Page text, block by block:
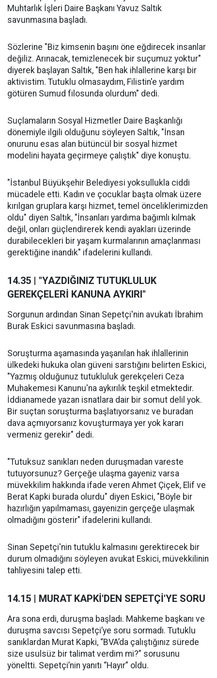
Muhtarlık İşleri Daire Başkanı Yavuz Saltık
savunmasına başladı.
Sözlerine "Biz kimsenin başını öne eğdirecek insanlar
değiliz. Arınacak, temizlenecek bir suçumuz yoktur"
diyerek başlayan Saltık, "Ben hak ihlallerine karşı bir
aktivistim. Tutuklu olmasaydım, Filistin'e yardım
götüren Sumud filosunda olurdum" dedi.
Suçlamaların Sosyal Hizmetler Daire Başkanlığı
dönemiyle ilgili olduğunu söyleyen Saltık, "İnsan
onurunu esas alan bütüncül bir sosyal hizmet
modelini hayata geçirmeye çalıştık" diye konuştu.
"İstanbul Büyükşehir Belediyesi yoksullukla ciddi
mücadele etti. Kadın ve çocuklar başta olmak üzere
kırılgan gruplara karşı hizmet, temel önceliklerimizden
oldu" diyen Saltık, "İnsanları yardıma bağımlı kılmak
değil, onları güçlendirerek kendi ayakları üzerinde
durabilecekleri bir yaşam kurmalarının amaçlanması
gerektiğine inandık" ifadelerini kullandı.
14.35 | "YAZDIĞINIZ TUTUKLULUK
GEREKÇELERİ KANUNA AYKIRI"
Sorgunun ardından Sinan Sepetçi'nin avukatı İbrahim
Burak Eskici savunmasına başladı.
Soruşturma aşamasında yaşanılan hak ihlallerinin
ülkedeki hukuka olan güveni sarstığını belirten Eskici,
"Yazmış olduğunuz tutukluluk gerekçeleri Ceza
Muhakemesi Kanunu'na aykırılık teşkil etmektedir.
İddianamede yazan isnatlara dair bir somut delil yok.
Bir suçtan soruşturma başlatıyorsanız ve buradan
dava açmıyorsanız kovuşturmaya yer yok kararı
vermeniz gerekir" dedi.
"Tutuksuz sanıkları neden duruşmadan vareste
tutuyorsunuz? Gerçeğe ulaşma gayeniz varsa
müvekkilim hakkında ifade veren Ahmet Çiçek, Elif ve
Berat Kapki burada olurdu" diyen Eskici, "Böyle bir
hazırlığın yapılmaması, gayenizin gerçeğe ulaşmak
olmadığını gösterir" ifadelerini kullandı.
Sinan Sepetçi'nin tutuklu kalmasını gerektirecek bir
durum olmadığını söyleyen avukat Eskici, müvekkilinin
tahliyesini talep etti.
14.15 | MURAT KAPKİ'DEN SEPETÇİ'YE SORU
Ara sona erdi, duruşma başladı. Mahkeme başkanı ve
duruşma savcısı Sepetçi’ye soru sormadı. Tutuklu
sanıklardan Murat Kapki, “BVA’da çalıştığınız sürede
size usulsüz bir talimat verdim mi?” sorusunu
yöneltti. Sepetçi’nin yanıtı “Hayır” oldu.